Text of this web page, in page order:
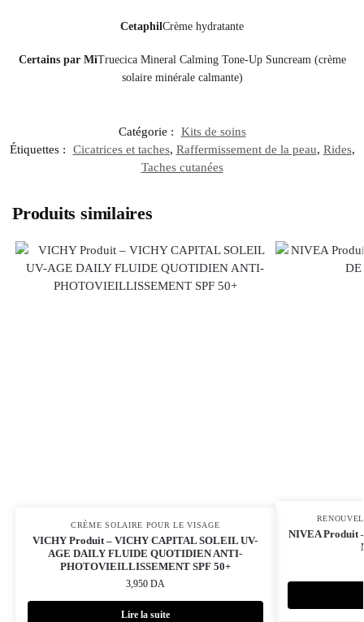
CetaphilCrème hydratante
Certains par MiTruecica Mineral Calming Tone-Up Suncream (crème
solaire minérale calmante)
Catégorie :
Kits de soins
Étiquettes :
Cicatrices et taches, Raffermissement de la peau, Rides,
Taches cutanées
Produits similaires
CRÈME SOLAIRE POUR LE VISAGE
VICHY Produit – VICHY CAPITAL SOLEIL UV-
AGE DAILY FLUIDE QUOTIDIEN ANTI-
PHOTOVIEILLISSEMENT SPF 50+
3,950 DA
Lire la suite
NIVEA Produit